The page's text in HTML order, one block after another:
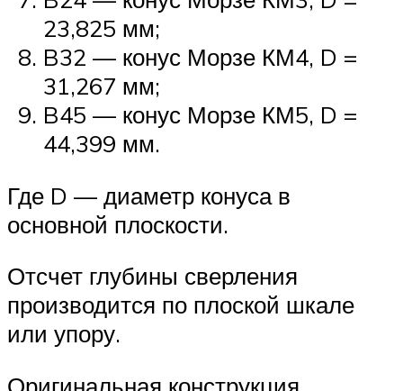
23,825 мм;
B32 — конус Морзе КМ4, D =
31,267 мм;
B45 — конус Морзе КМ5, D =
44,399 мм.
Где D — диаметр конуса в
основной плоскости.
Отсчет глубины сверления
производится по плоской шкале
или упору.